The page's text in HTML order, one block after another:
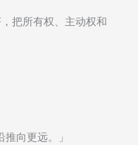
把所有权、主动权和
向更远。」